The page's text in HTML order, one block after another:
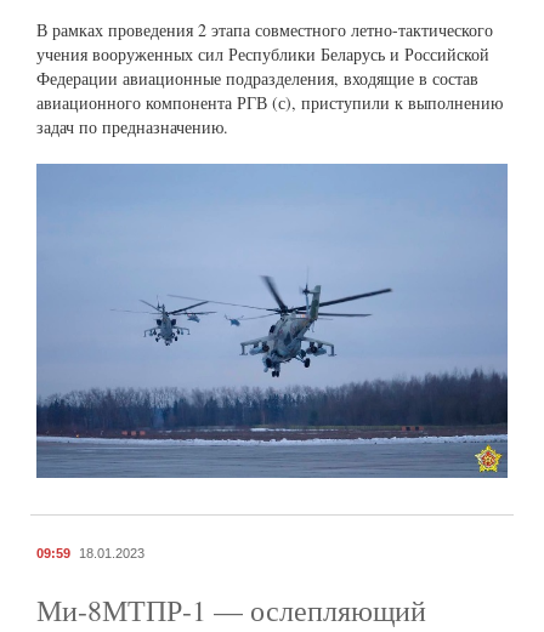
В рамках проведения 2 этапа совместного летно-тактического
учения вооруженных сил Республики Беларусь и Российской
Федерации авиационные подразделения, входящие в состав
авиационного компонента РГВ (с), приступили к выполнению
задач по предназначению.
09:59 18.01.2023
Ми-8МТПР-1 — ослепляющий